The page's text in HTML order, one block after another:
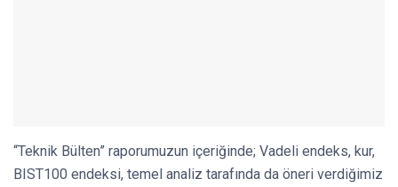
“Teknik Bülten” raporumuzun içeriğinde; Vadeli endeks, kur,
BIST100 endeksi, temel analiz tarafında da öneri verdiğimiz